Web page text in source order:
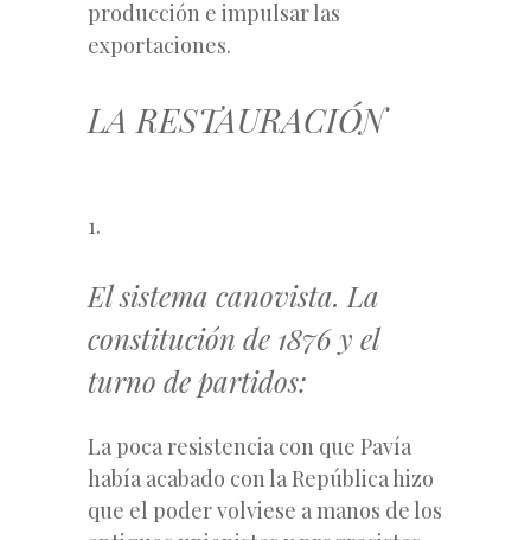
producción e impulsar las
exportaciones.
LA RESTAURACIÓN
1.
El sistema canovista. La
constitución de 1876 y el
turno de partidos:
La poca resistencia con que Pavía
había acabado con la República hizo
que el poder volviese a manos de los